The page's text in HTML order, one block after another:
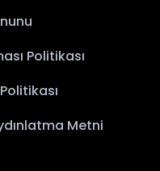
Politikası
Metni